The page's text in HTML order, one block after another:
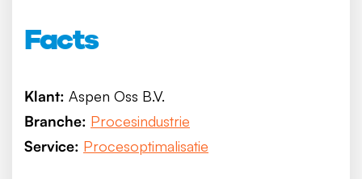
Facts
Klant: Aspen Oss B.V.
Branche: Procesindustrie
Service: Procesoptimalisatie